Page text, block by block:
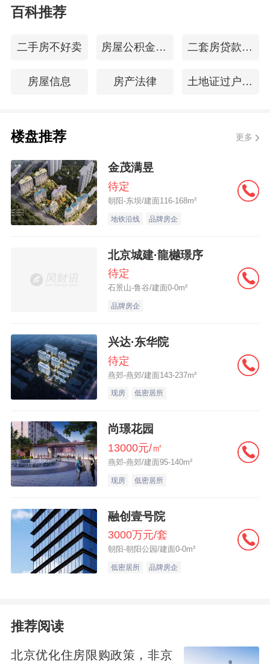
百科推荐
二手房不好卖 房屋公积金贷款 二套房贷款流程
房屋信息 房产法律 土地证过户费用
楼盘推荐 更多
金茂满昱
待定
朝阳-东坝/建面116-168m²
地铁沿线 品牌房企
北京城建·龍樾璟序
待定
石景山-鲁谷/建面0-0m²
品牌房企
兴达·东华院
待定
燕郊-燕郊/建面143-237m²
现房 低密居所
尚璟花园
13000元/㎡
燕郊-燕郊/建面95-140m²
现房 低密居所
融创壹号院
3000万元/套
朝阳-朝阳公园/建面0-0m²
低密居所 品牌房企
推荐阅读
北京优化住房限购政策，非京